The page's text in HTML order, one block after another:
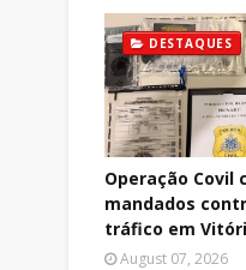
DESTAQUES
Operação Covil
mandados
tráfico em
August 07, 2026